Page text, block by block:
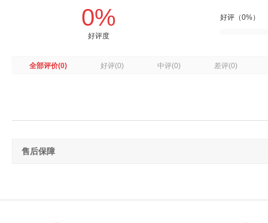
0%
好评度
好评（0%）
全部评价(0) 好评(0) 中评(0) 差评(0)
售后保障